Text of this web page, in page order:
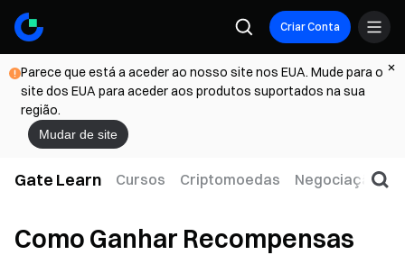
Criar Conta
Parece que está a aceder ao nosso site nos EUA. Mude para o
site dos EUA para aceder aos produtos suportados na sua
região.
Mudar de site
Gate Learn Cursos Criptomoedas Negociação
Como Ganhar Recompensas